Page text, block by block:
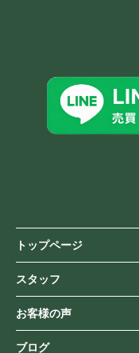
トップページ
スタッフ
お客様の声
ブログ